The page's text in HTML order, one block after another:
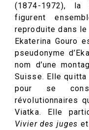
(1874-1972), la
figurent
reproduite dans
Ekaterina Gouro
pseudonyme
nom d’une
Suisse. Elle quitta
pour se
révolutionnaires
Viatka. Elle
Vivier des juges